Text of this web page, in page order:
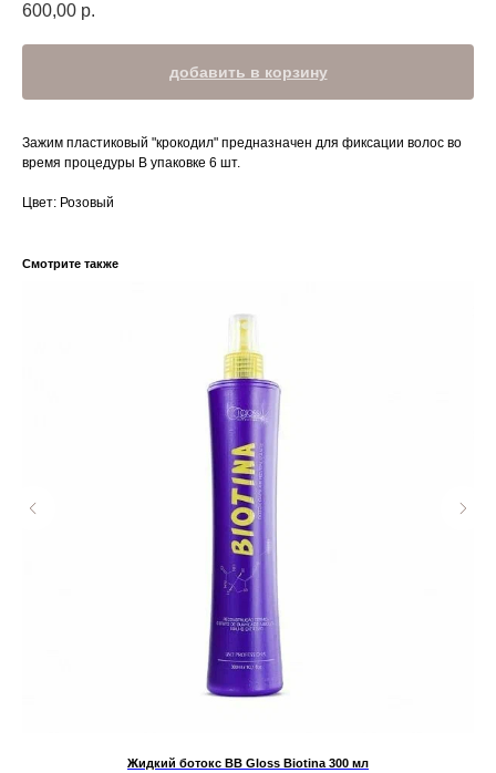
600,00 р.
добавить в корзину
Зажим пластиковый "крокодил" предназначен для фиксации волос во
время процедуры В упаковке 6 шт.
Цвет: Розовый
Смотрите также
Жидкий ботокс BB Gloss Biotina 300 мл